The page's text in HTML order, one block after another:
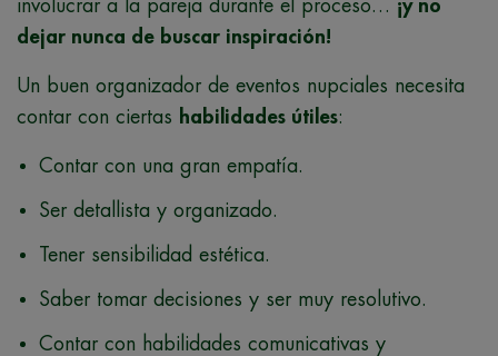
involucrar a la pareja durante el proceso… ¡y no
dejar nunca de buscar inspiración!
Un buen organizador de eventos nupciales necesita
contar con ciertas habilidades útiles:
Contar con una gran empatía.
Ser detallista y organizado.
Tener sensibilidad estética.
Saber tomar decisiones y ser muy resolutivo.
Contar con habilidades comunicativas y